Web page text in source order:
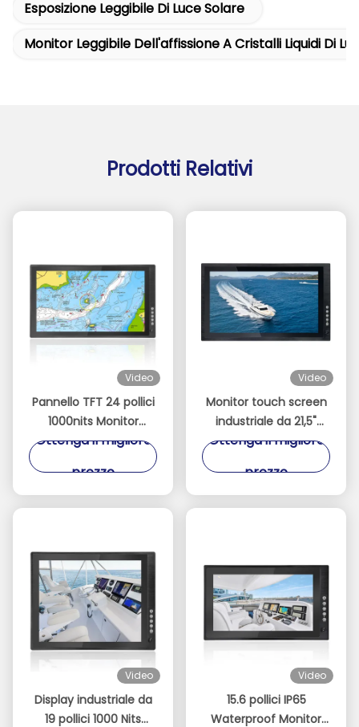
Esposizione Leggibile Di Luce Solare
Monitor Leggibile Dell'affissione A Cristalli Liquidi Di
Prodotti Relativi
Video
Pannello TFT 24 pollici
1000nits Monitor
Touch Leggibile alla
Luce Solare per Barche
Vela e Yacht per la
Ottenga il migliore
prezzo
Video
Monitor touch screen
industriale da 21,5"
leggibile alla luce
risoluzione
Ottenga il migliore
prezzo
Video
Display industriale da
19 pollici 1000 Nits
Video
15.6 pollici IP65
Waterproof Monitor